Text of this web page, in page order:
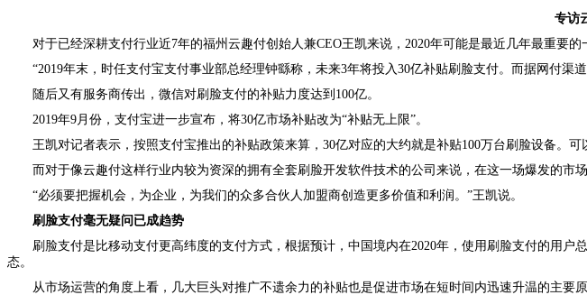
专访
对于已经深耕支付行业近7年的福州云趣付创始人兼CEO王凯来说，2020年可能是最近几年最重要
“2019年末，时任支付宝支付事业部总经理钟繇称，未来3年将投入30亿补贴刷脸支付。而据网付渠
随后又有服务商传出，微信对刷脸支付的补贴力度达到100亿。
2019年9月份，支付宝进一步宣布，将30亿市场补贴改为“补贴无上限”。
王凯对记者表示，按照支付宝推出的补贴政策来算，30亿对应的大约就是补贴100万台刷脸设备。可
而对于像云趣付这样行业内较为资深的拥有全套刷脸开发软件技术的公司来说，在这一场爆发的市
“必须要把握机会，为企业，为我们的众多合伙人加盟商创造更多价值和利润。”王凯说。
刷脸支付毫无疑问已成趋势
刷脸支付是比移动支付更高纬度的支付方式，根据预计，中国境内在2020年，使用刷脸支付的用
态。
从市场运营的角度上看，几大巨头对推广不遗余力的补贴也是促进市场在短时间内迅速升温的主